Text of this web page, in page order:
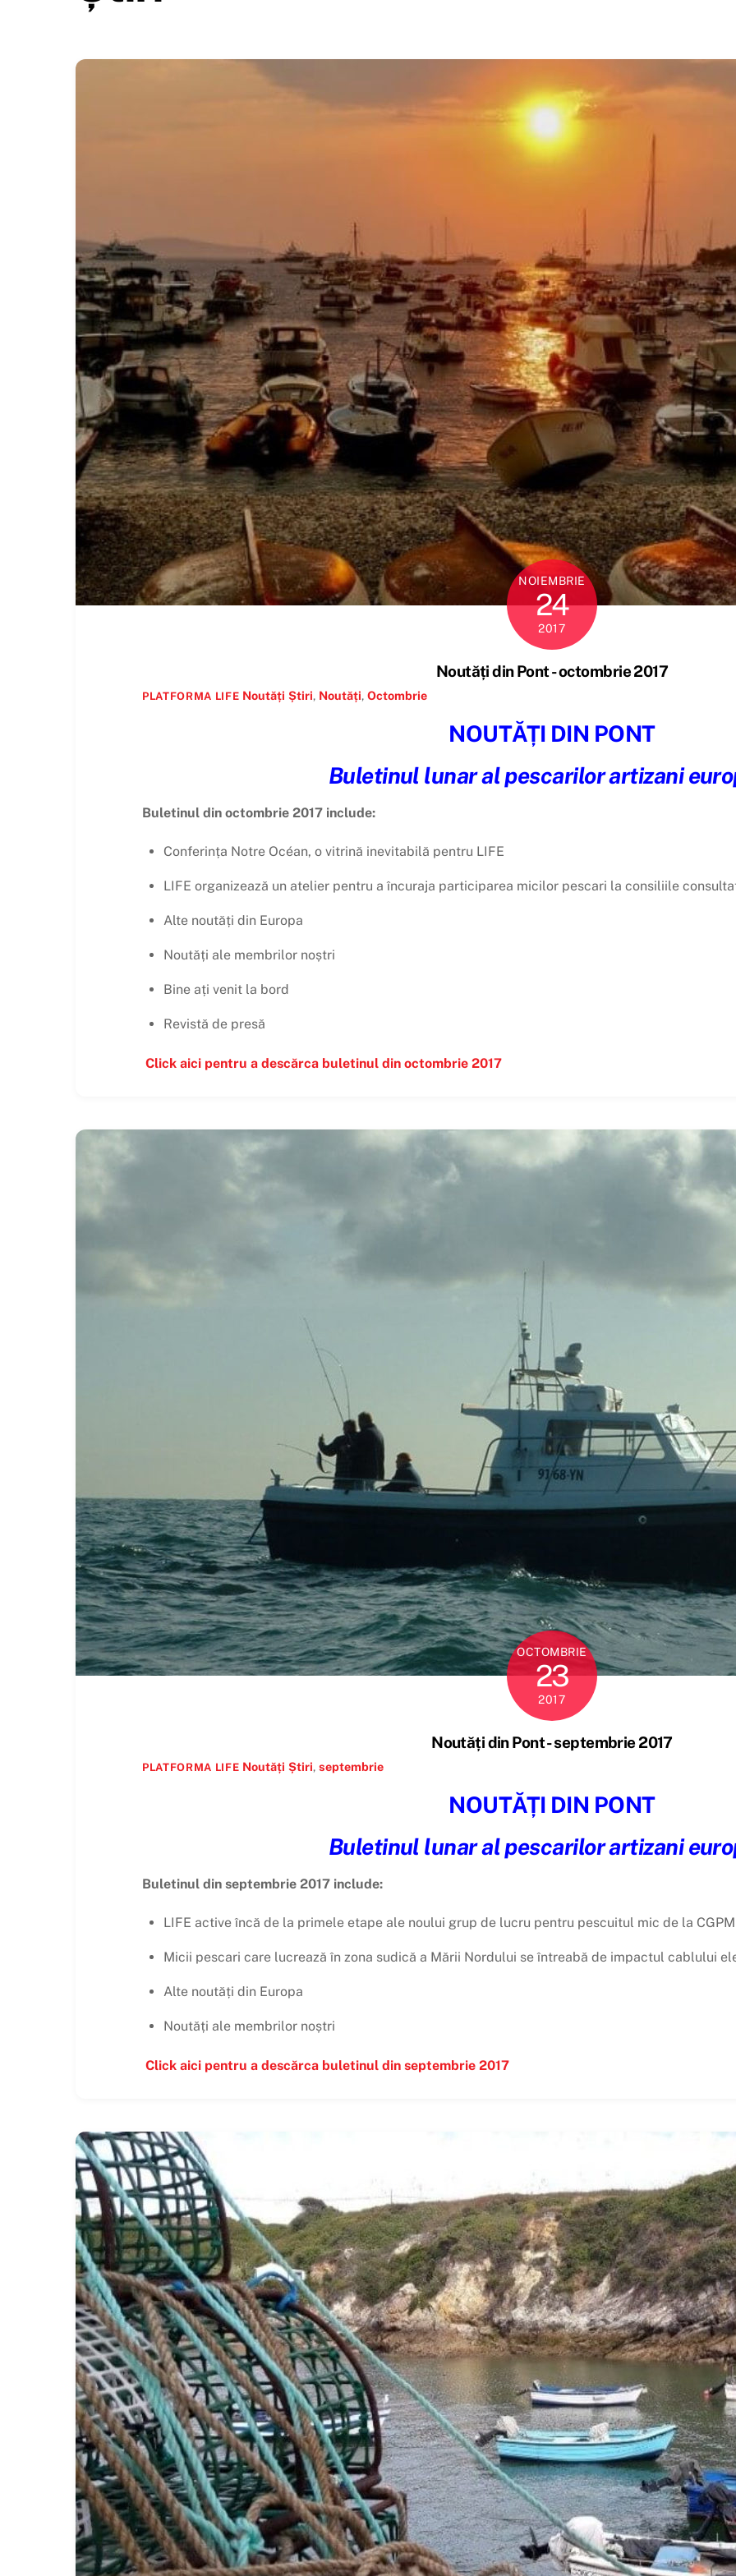
NOIEMBRIE
24
2017
Noutăți din Pont - octombrie 2017
PLATFORMA LIFE Noutăți Știri, Noutăți,Octombrie
NOUTĂȚI DIN PONT
Buletinul lunar al pescarilor artizani
Buletinul din octombrie 2017 include:
Conferința Notre Océan, o vitrină inevitabilă pentru LIFE
LIFE organizează un atelier pentru a încuraja participarea micilor pescari la consiliile
Alte noutăți din Europa
Noutăți ale membrilor noștri
Bine ați venit la bord
Revistă de presă
Click aici pentru a descărca buletinul din octombrie 2017
OCTOMBRIE
23
2017
Noutăți din Pont - septembrie 2017
PLATFORMA LIFE Noutăți Știri,septembrie
NOUTĂȚI DIN PONT
Buletinul lunar al pescarilor artizani
Buletinul din septembrie 2017 include:
LIFE active încă de la primele etape ale noului grup de lucru pentru pescuitul mic de la CGPM
Micii pescari care lucrează în zona sudică a Mării Nordului se întreabă de impactul cablului
Alte noutăți din Europa
Noutăți ale membrilor noștri
Click aici pentru a descărca buletinul din septembrie 2017